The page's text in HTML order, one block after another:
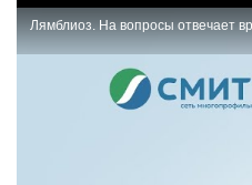
Лямблиоз. На вопросы отвечает